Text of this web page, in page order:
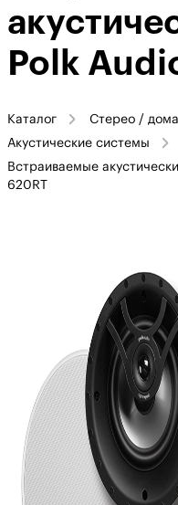
Polk
Каталог
Стерео /
Акустические системы
Встраиваемые
620RT